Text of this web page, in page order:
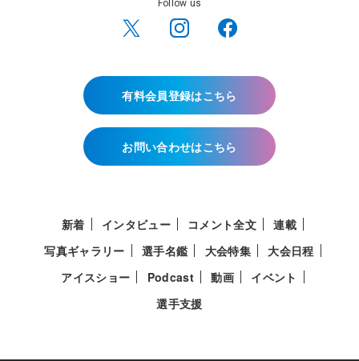
Follow us
有料会員登録はこちら
お問い合わせはこちら
新着 インタビュー コメント全文
連載
写真ギャラリー
選手名鑑 大会特集
大会日程
アイスショー
Podcast 動画
イベント
選手支援